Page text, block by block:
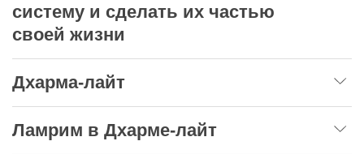
систему и сделать их частью
своей жизни
Дхарма-лайт
Ламрим в Дхарме-лайт